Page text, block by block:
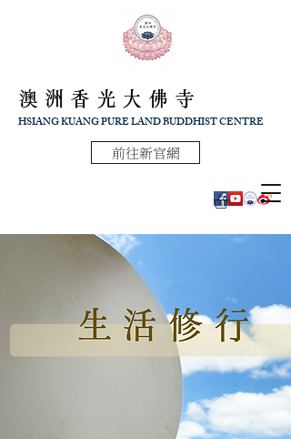
澳洲香光大佛寺
HSIANG KUANG PURE LAND BUDDHIST CENTRE
前往新官網